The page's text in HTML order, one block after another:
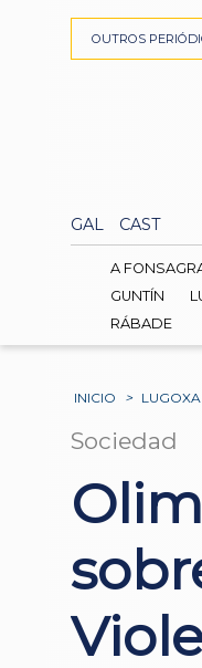
GAL CAST
OUTROS
A
GUNTÍN
RÁBADE
INICIO > LUGOXA
Sociedad